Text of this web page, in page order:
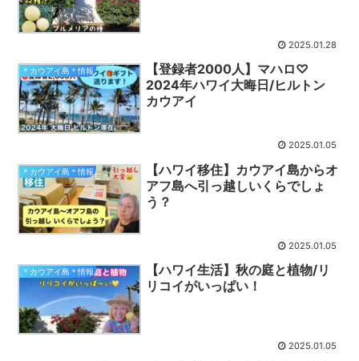
2025.01.28
＊カウアイ島＊情報
【登録者2000人】マハロ♡
2024年ハワイ大晦日/ヒルトン
カウアイ
2025.01.05
＊カウアイ島＊情報
【ハワイ移住】カウアイ島からオ
アフ島へ引っ越しいくらでしょ
う？
2025.01.05
＊カウアイ島＊情報
【ハワイ生活】秋の庭と植物/リ
リコイがいっぱい！
2025.01.05